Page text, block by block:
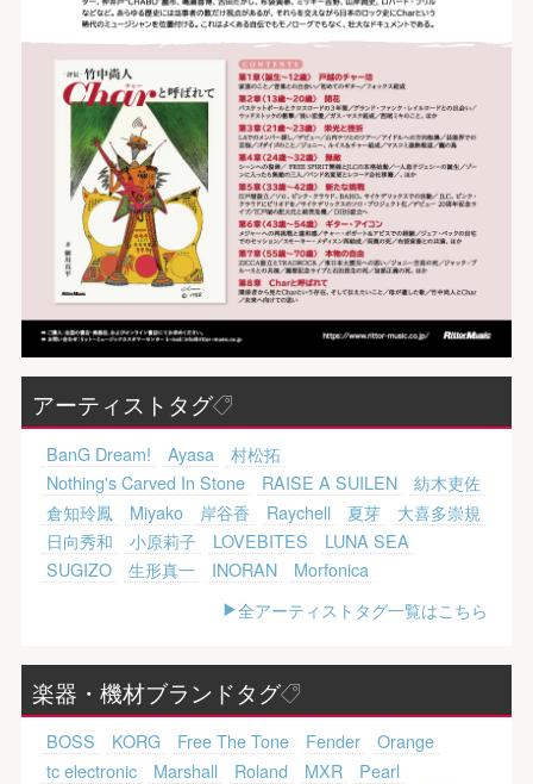
アーティストタグ
BanG Dream! Ayasa
村松拓
Nothing's Carved In Stone
RAISE A SUILEN
紡木吏佐
倉知玲鳳
Miyako 岸谷香 Raychell 夏芽
大喜多崇規
日向秀和
小原莉子 LOVEBITES
LUNA SEA
SUGIZO
生形真一 INORAN
Morfonica
全アーティストタグ一覧はこちら
楽器・機材ブランドタグ
BOSS KORG Free The Tone Fender
Orange
tc electronic
Marshall Roland MXR
Pearl